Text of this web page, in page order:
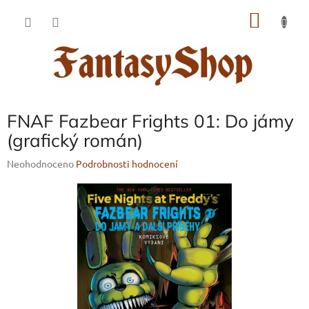
FNAF Fazbear Frights 01: Do jámy
(grafický román)
Průměrné
Neohodnoceno Podrobnosti hodnocení